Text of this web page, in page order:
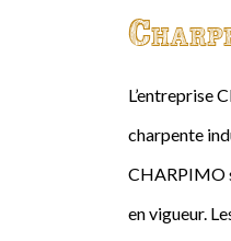
L’entreprise
charpente
CHARPIMO
en vigueur.